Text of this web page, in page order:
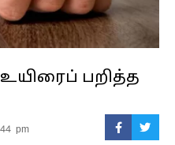
உயிரைப் பறித்த
pm